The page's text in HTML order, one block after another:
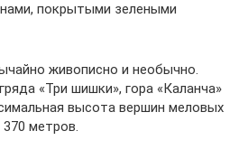
покрытыми зелеными
живописно и необычно.
«Три шишки», гора «Каланча»
высота вершин меловых
метров.